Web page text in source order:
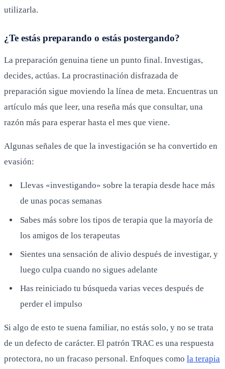
utilizarla.
¿Te estás preparando o estás postergando?
La preparación genuina tiene un punto final. Investigas,
decides, actúas. La procrastinación disfrazada de
preparación sigue moviendo la línea de meta. Encuentras un
artículo más que leer, una reseña más que consultar, una
razón más para esperar hasta el mes que viene.
Algunas señales de que la investigación se ha convertido en
evasión:
Llevas «investigando» sobre la terapia desde hace más
de unas pocas semanas
Sabes más sobre los tipos de terapia que la mayoría de
los amigos de los terapeutas
Sientes una sensación de alivio después de investigar, y
luego culpa cuando no sigues adelante
Has reiniciado tu búsqueda varias veces después de
perder el impulso
Si algo de esto te suena familiar, no estás solo, y no se trata
de un defecto de carácter. El patrón TRAC es una respuesta
protectora, no un fracaso personal. Enfoques como la terapia